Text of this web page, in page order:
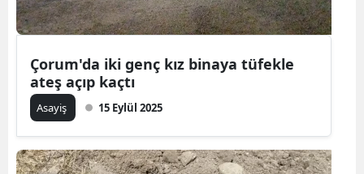
Çorum'da iki genç kız binaya tüfekle
ateş açıp kaçtı
Asayiş 15 Eylül 2025